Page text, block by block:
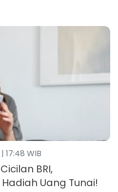
17:48 WIB
BRI,
Uang Tunai!